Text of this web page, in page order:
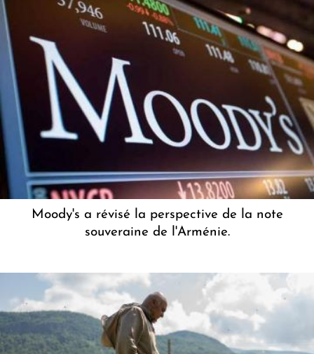
Moody's a révisé la perspective de la note
souveraine de l'Arménie.